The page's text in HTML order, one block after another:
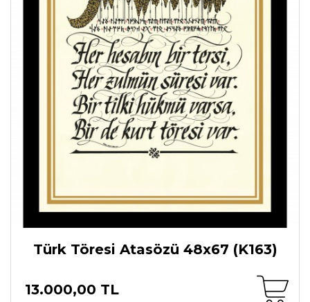
Türk Töresi Atasözü 48x67 (K163)
13.000,00 TL